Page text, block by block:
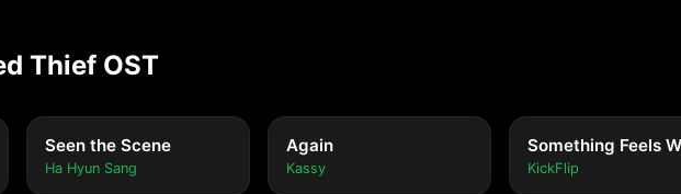
Thief OST
Seen the Scene
Ha Hyun Sang
Again
Kassy KickFlip